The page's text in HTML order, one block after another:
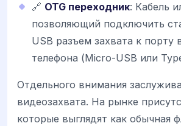
🔗 OTG переходник: Кабель
позволяющий подключить
USB разъем захвата к порту
телефона (Micro-USB или
Отдельного внимания
видеозахвата. На рынке
которые выглядят как обычная